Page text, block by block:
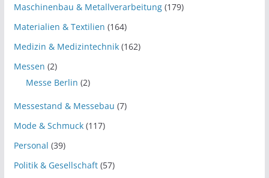
Maschinenbau & Metallverarbeitung(179)
Materialien & Textilien (164)
Medizin & Medizintechnik(162)
Messen (2)
Messe Berlin (2)
Messestand & Messebau (7)
Mode & Schmuck(117)
Personal (39)
Politik & Gesellschaft(57)